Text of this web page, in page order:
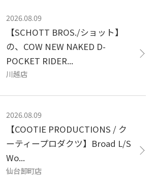
2026.08.09
【SCHOTT BROS./ショット】
の、COW NEW NAKED D-
POCKET RIDER...
川越店
2026.08.09
【COOTIE PRODUCTIONS / ク
ーティープロダクツ】Broad L/S
Wo...
仙台卸町店